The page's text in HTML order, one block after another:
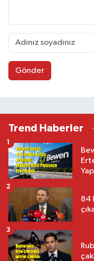
Gönder
Trend Haberler
84
2
3